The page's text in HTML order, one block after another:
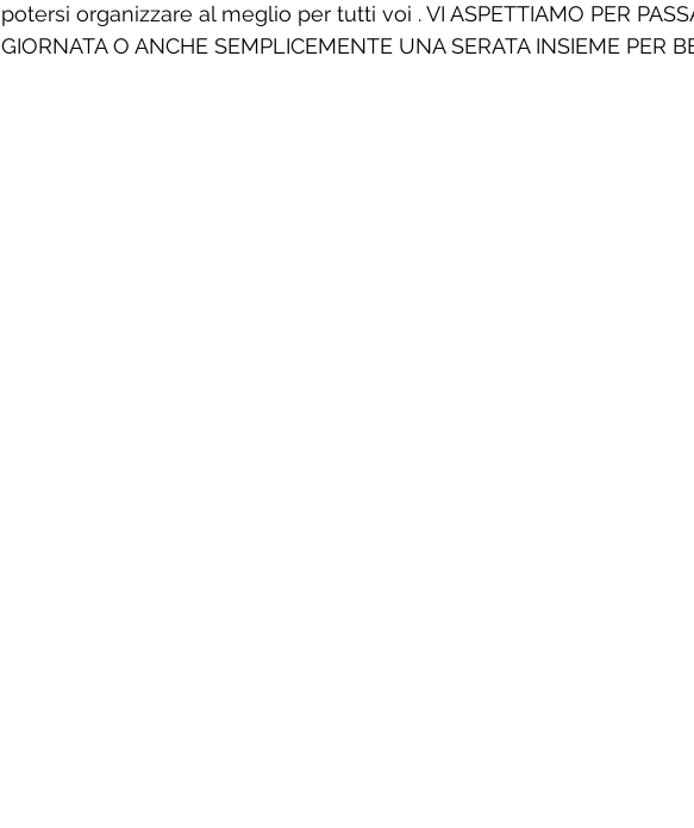
potersi organizzare al meglio per tutti voi . VI ASPETTIAMO PER
GIORNATA O ANCHE SEMPLICEMENTE UNA SERATA INSIEME PER